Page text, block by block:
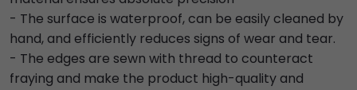
- The surface is waterproof, can be easily cleaned by
hand, and efficiently reduces signs of wear and tear.
- The edges are sewn with thread to counteract
fraying and make the product high-quality and